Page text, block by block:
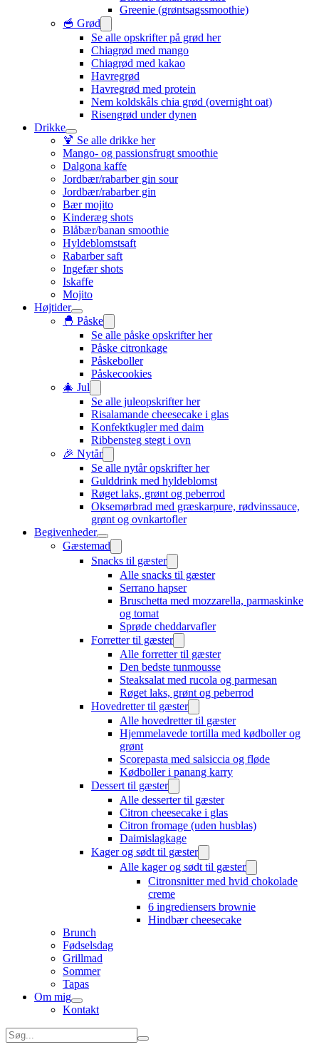
Greenie (grøntsagssmoothie)
🥣 Grød
Se alle opskrifter på grød her
Chiagrød med mango
Chiagrød med kakao
Havregrød
Havregrød med protein
Nem koldskåls chia grød (overnight oat)
Risengrød under dynen
Drikke
🍹 Se alle drikke her
Mango- og passionsfrugt smoothie
Dalgona kaffe
Jordbær/rabarber gin sour
Jordbær/rabarber gin
Bær mojito
Kinderæg shots
Blåbær/banan smoothie
Hyldeblomstsaft
Rabarber saft
Ingefær shots
Iskaffe
Mojito
Højtider
🐣 Påske
Se alle påske opskrifter her
Påske citronkage
Påskeboller
Påskecookies
🎄 Jul
Se alle juleopskrifter her
Risalamande cheesecake i glas
Konfektkugler med daim
Ribbensteg stegt i ovn
🎉 Nytår
Se alle nytår opskrifter her
Gulddrink med hyldeblomst
Røget laks, grønt og peberrod
Oksemørbrad med græskarpure, rødvinssauce,
grønt og ovnkartofler
Begivenheder
Gæstemad
Snacks til gæster
Alle snacks til gæster
Serrano hapser
Bruschetta med mozzarella, parmaskinke
og tomat
Sprøde cheddarvafler
Forretter til gæster
Alle forretter til gæster
Den bedste tunmousse
Steaksalat med rucola og parmesan
Røget laks, grønt og peberrod
Hovedretter til gæster
Alle hovedretter til gæster
Hjemmelavede tortilla med kødboller og
grønt
Scorepasta med salsiccia og fløde
Kødboller i panang karry
Dessert til gæster
Alle desserter til gæster
Citron cheesecake i glas
Citron fromage (uden husblas)
Daimislagkage
Kager og sødt til gæster
Alle kager og sødt til gæster
Citronsnitter med hvid chokolade
creme
6 ingrediensers brownie
Hindbær cheesecake
Brunch
Fødselsdag
Grillmad
Sommer
Tapas
Om mig
Kontakt
Søg